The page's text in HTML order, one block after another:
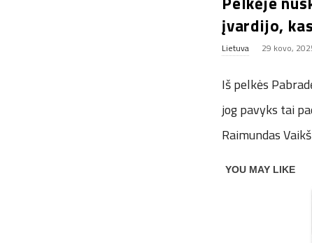
įvardijo,
Lietuva 29 kovo,
Iš pelkės
jog pavyks tai
Raimundas